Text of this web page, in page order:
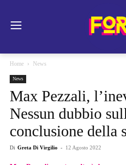
Home News
News
Max Pezzali,
Nessun dubbio
conclusione della
Di Greta Di Virgilio - 12 Agosto 2022